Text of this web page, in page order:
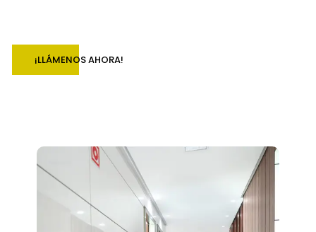
¡LLÁMENOS AHORA!